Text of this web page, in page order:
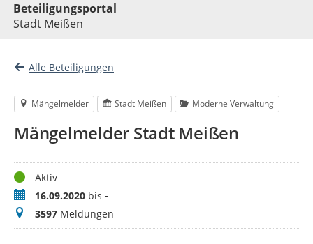
Beteiligungsportal
Stadt Meißen
Alle Beteiligungen
Mängelmelder Stadt Meißen Moderne Verwaltung
Mängelmelder Stadt Meißen
StatusAktiv
Zeitraum16.09.2020 bis -
Meldungen
3597 Meldungen